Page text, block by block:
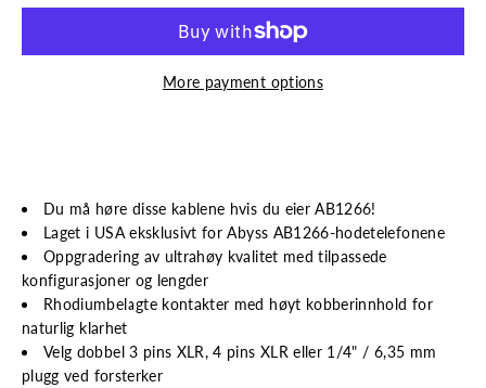
More payment options
Du må høre disse kablene hvis du eier AB1266!
Laget i USA eksklusivt for Abyss AB1266-hodetelefonene
Oppgradering av ultrahøy kvalitet med tilpassede
konfigurasjoner og lengder
Rhodiumbelagte kontakter med høyt kobberinnhold for
naturlig klarhet
Velg dobbel 3 pins XLR, 4 pins XLR eller 1/4" / 6,35 mm
plugg ved forsterker